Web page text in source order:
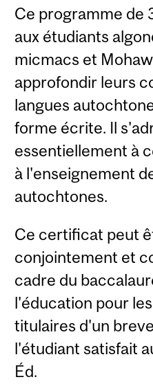
Ce programme de
aux étudiants
micmacs et
approfondir leurs
langues
forme écrite. Il
essentiellement à
à l'enseignement
autochtones.
Ce certificat peut
conjointement et
cadre du
l'éducation pour
titulaires d'un
l'étudiant satisfait
Éd.